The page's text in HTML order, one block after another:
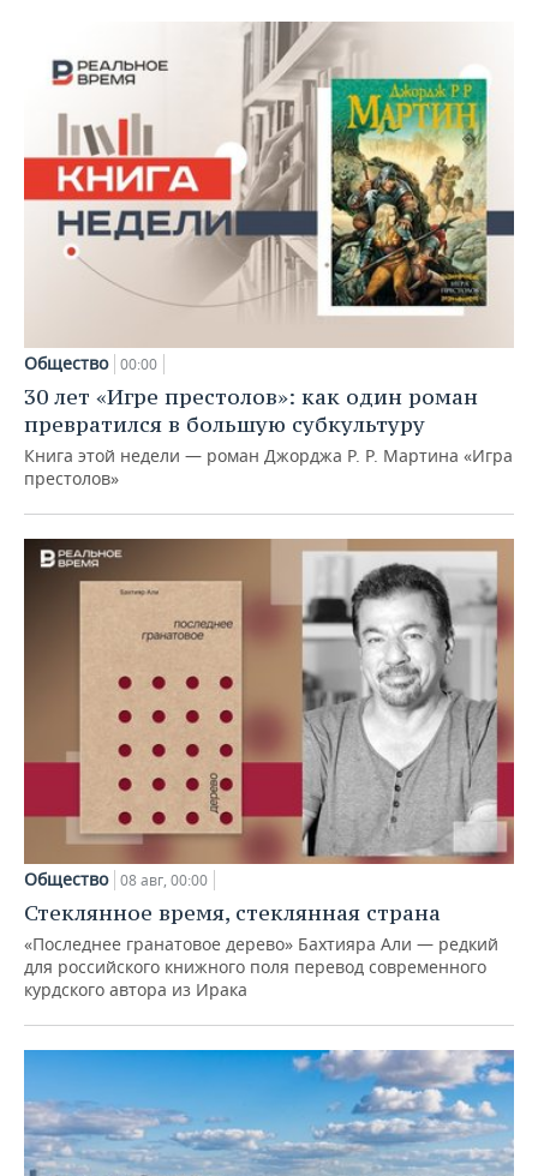
Общество 00:00
30 лет «Игре престолов»: как один роман
превратился в большую субкультуру
Книга этой недели — роман Джорджа Р. Р. Мартина «Игра
престолов»
Общество 08 авг, 00:00
Стеклянное время, стеклянная страна
«Последнее гранатовое дерево» Бахтияра Али — редкий
для российского книжного поля перевод современного
курдского автора из Ирака